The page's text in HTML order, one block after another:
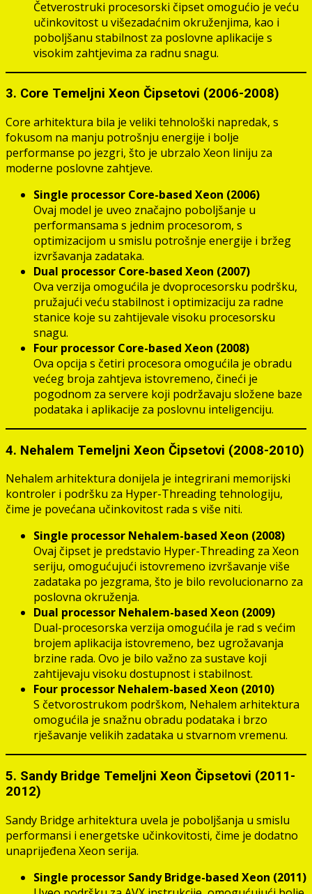
Četverostruki procesorski čipset omogućio je veću
učinkovitost u višezadaćnim okruženjima, kao i
poboljšanu stabilnost za poslovne aplikacije s
visokim zahtjevima za radnu snagu.
3. Core Temeljni Xeon Čipsetovi (2006-2008)
Core arhitektura bila je veliki tehnološki napredak, s
fokusom na manju potrošnju energije i bolje
performanse po jezgri, što je ubrzalo Xeon liniju za
moderne poslovne zahtjeve.
Single processor Core-based Xeon (2006)
Ovaj model je uveo značajno poboljšanje u
performansama s jednim procesorom, s
optimizacijom u smislu potrošnje energije i bržeg
izvršavanja zadataka.
Dual processor Core-based Xeon (2007)
Ova verzija omogućila je dvoprocesorsku podršku,
pružajući veću stabilnost i optimizaciju za radne
stanice koje su zahtijevale visoku procesorsku
snagu.
Four processor Core-based Xeon (2008)
Ova opcija s četiri procesora omogućila je obradu
većeg broja zahtjeva istovremeno, čineći je
pogodnom za servere koji podržavaju složene baze
podataka i aplikacije za poslovnu inteligenciju.
4. Nehalem Temeljni Xeon Čipsetovi (2008-2010)
Nehalem arhitektura donijela je integrirani memorijski
kontroler i podršku za Hyper-Threading tehnologiju,
čime je povećana učinkovitost rada s više niti.
Single processor Nehalem-based Xeon (2008)
Ovaj čipset je predstavio Hyper-Threading za Xeon
seriju, omogućujući istovremeno izvršavanje više
zadataka po jezgrama, što je bilo revolucionarno za
poslovna okruženja.
Dual processor Nehalem-based Xeon (2009)
Dual-procesorska verzija omogućila je rad s većim
brojem aplikacija istovremeno, bez ugrožavanja
brzine rada. Ovo je bilo važno za sustave koji
zahtijevaju visoku dostupnost i stabilnost.
Four processor Nehalem-based Xeon (2010)
S četvorostrukom podrškom, Nehalem arhitektura
omogućila je snažnu obradu podataka i brzo
rješavanje velikih zadataka u stvarnom vremenu.
5. Sandy Bridge Temeljni Xeon Čipsetovi (2011-
2012)
Sandy Bridge arhitektura uvela je poboljšanja u smislu
performansi i energetske učinkovitosti, čime je dodatno
unaprijeđena Xeon serija.
Single processor Sandy Bridge-based Xeon (2011)